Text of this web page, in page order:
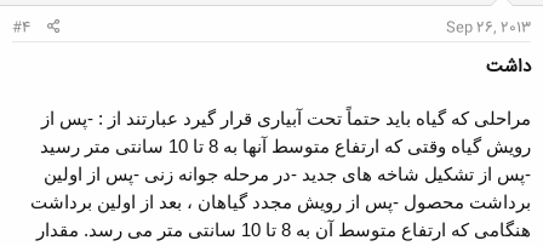
Sep 26, 2013
#4
داشت
مراحلی که گیاه باید حتماً تحت آبیاری قرار گیرد عبارتند از : -پس از
رویش گیاه وقتی که ارتفاع متوسط آنها به 8 تا 10 سانتی متر رسید
-پس از تشکیل شاخه های جدید -در مرحله جوانه زنی -پس از اولین
برداشت محصول -پس از رویش مجدد گیاهان ، بعد از اولین برداشت
هنگامی که ارتفاع متوسط آن به 8 تا 10 سانتی متر می رسد. مقدار